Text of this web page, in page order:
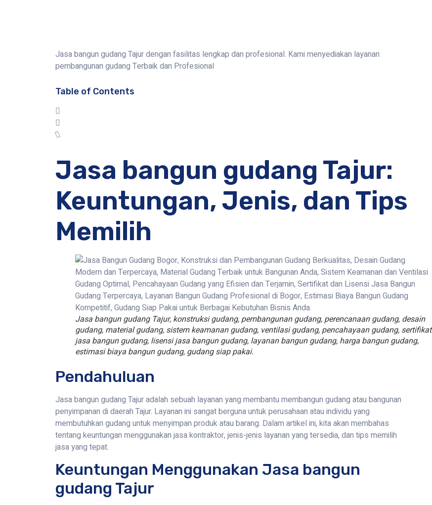
Jasa bangun gudang Tajur dengan fasilitas lengkap dan profesional. Kami menyediakan layanan
pembangunan gudang Terbaik dan Profesional
Table of Contents
Jasa bangun gudang Tajur:
Keuntungan, Jenis, dan Tips
Memilih
Jasa bangun gudang Tajur, konstruksi gudang, pembangunan gudang, perencanaan gudang, desain
gudang, material gudang, sistem keamanan gudang, ventilasi gudang, pencahayaan gudang, sertifikat
jasa bangun gudang, lisensi jasa bangun gudang, layanan bangun gudang, harga bangun gudang,
estimasi biaya bangun gudang, gudang siap pakai.
Pendahuluan
Jasa bangun gudang Tajur adalah sebuah layanan yang membantu membangun gudang atau bangunan
penyimpanan di daerah Tajur. Layanan ini sangat berguna untuk perusahaan atau individu yang
membutuhkan gudang untuk menyimpan produk atau barang. Dalam artikel ini, kita akan membahas
tentang keuntungan menggunakan jasa kontraktor, jenis-jenis layanan yang tersedia, dan tips memilih
jasa yang tepat.
Keuntungan Menggunakan Jasa bangun
gudang Tajur